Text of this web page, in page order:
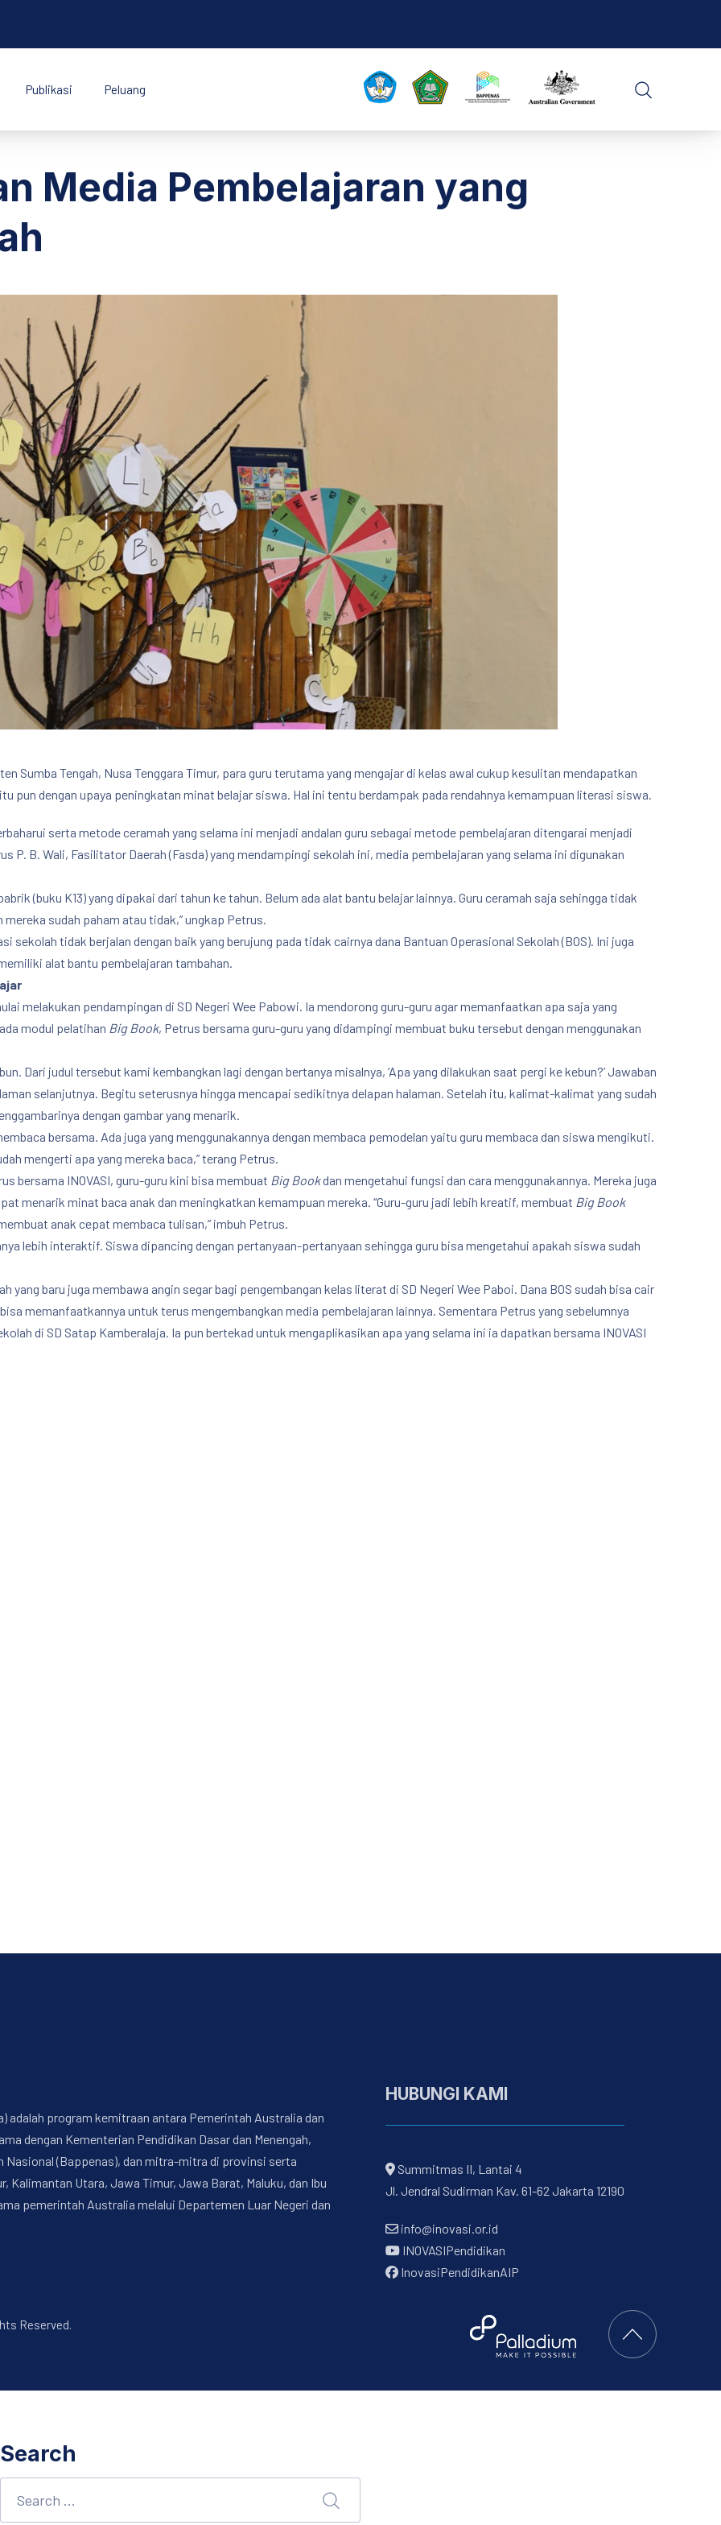
Indonesia
Publikasi Peluang
SEARCH
Media Pembelajaran yang
Sumba Tengah, Nusa Tenggara Timur, para guru terutama yang mengajar di kelas awal cukup kesulitan mendapatkan
pun dengan upaya peningkatan minat belajar siswa. Hal ini tentu berdampak pada rendahnya kemampuan literasi siswa.
serta metode ceramah yang selama ini menjadi andalan guru sebagai metode pembelajaran ditengarai menjadi
P. B. Wali, Fasilitator Daerah (Fasda) yang mendampingi sekolah ini, media pembelajaran yang selama ini digunakan
(buku K13) yang dipakai dari tahun ke tahun. Belum ada alat bantu belajar lainnya. Guru ceramah saja sehingga tidak
sudah paham atau tidak,” ungkap Petrus.
sekolah tidak berjalan dengan baik yang berujung pada tidak cairnya dana Bantuan Operasional Sekolah (BOS). Ini juga
alat bantu pembelajaran tambahan.
melakukan pendampingan di SD Negeri Wee Pabowi. Ia mendorong guru-guru agar memanfaatkan apa saja yang
modul pelatihan Big Book, Petrus bersama guru-guru yang didampingi membuat buku tersebut dengan menggunakan
Dari judul tersebut kami kembangkan lagi dengan bertanya misalnya, ‘Apa yang dilakukan saat pergi ke kebun?’ Jawaban
selanjutnya. Begitu seterusnya hingga mencapai sedikitnya delapan halaman. Setelah itu, kalimat-kalimat yang sudah
dengan gambar yang menarik.
bersama. Ada juga yang menggunakannya dengan membaca pemodelan yaitu guru membaca dan siswa mengikuti.
mengerti apa yang mereka baca,” terang Petrus.
bersama INOVASI, guru-guru kini bisa membuat Big Bookdan mengetahui fungsi dan cara menggunakannya. Mereka juga
menarik minat baca anak dan meningkatkan kemampuan mereka. “Guru-guru jadi lebih kreatif, membuat Big Book
anak cepat membaca tulisan,” imbuh Petrus.
lebih interaktif. Siswa dipancing dengan pertanyaan-pertanyaan sehingga guru bisa mengetahui apakah siswa sudah
yang baru juga membawa angin segar bagi pengembangan kelas literat di SD Negeri Wee Paboi. Dana BOS sudah bisa cair
memanfaatkannya untuk terus mengembangkan media pembelajaran lainnya. Sementara Petrus yang sebelumnya
di SD Satap Kamberalaja. Ia pun bertekad untuk mengaplikasikan apa yang selama ini ia dapatkan bersama INOVASI
adalah program kemitraan antara Pemerintah Australia dan
dengan Kementerian Pendidikan Dasar dan Menengah,
Nasional (Bappenas), dan mitra-mitra di provinsi serta
Kalimantan Utara, Jawa Timur, Jawa Barat, Maluku, dan Ibu
pemerintah Australia melalui Departemen Luar Negeri dan
HUBUNGI KAMI
Summitmas II, Lantai 4
Jl. Jendral Sudirman Kav. 61-62 Jakarta 12190
info@inovasi.or.id
INOVASIPendidikan
InovasiPendidikanAIP
Reserved.
Back to Top
Search
SEARCH